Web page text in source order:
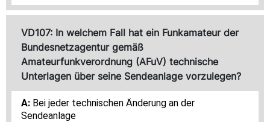
VD107: In welchem Fall hat ein Funkamateur der
Bundesnetzagentur gemäß
Amateurfunkverordnung (AFuV) technische
Unterlagen über seine Sendeanlage vorzulegen?
Bei jeder technischen Änderung an der
Sendeanlage